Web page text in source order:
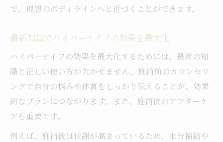
で、理想のボディラインへと近づくことができます。
最新知識でハイパーナイフの効果を最大化
ハイパーナイフの効果を最大化するためには、最新の知
識と正しい使い方が欠かせません。施術前のカウンセリ
ングで自分の悩みや体質をしっかり伝えることが、効果
的なプランにつながります。また、施術後のアフターケ
アも重要です。
例えば、施術後は代謝が高まっているため、水分補給や